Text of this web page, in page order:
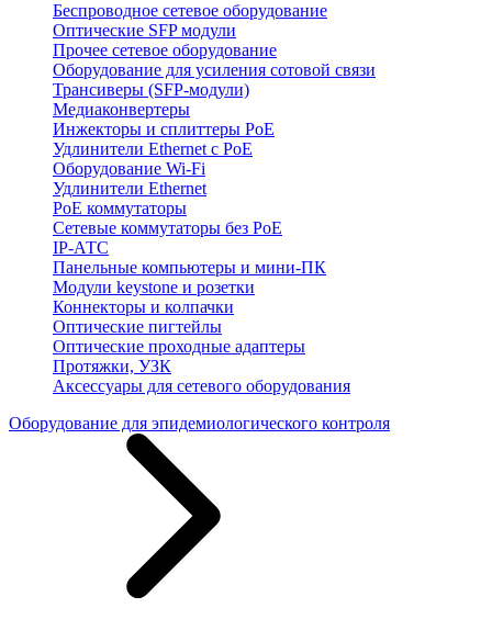
Беспроводное сетевое оборудование
Оптические SFP модули
Прочее сетевое оборудование
Оборудование для усиления сотовой связи
Трансиверы (SFP-модули)
Медиаконвертеры
Инжекторы и сплиттеры PoE
Удлинители Ethernet с PoE
Оборудование Wi-Fi
Удлинители Ethernet
PoE коммутаторы
Сетевые коммутаторы без PoE
IP-АТС
Панельные компьютеры и мини-ПК
Модули keystone и розетки
Коннекторы и колпачки
Оптические пигтейлы
Оптические проходные адаптеры
Протяжки, УЗК
Аксессуары для сетевого оборудования
Оборудование для эпидемиологического контроля